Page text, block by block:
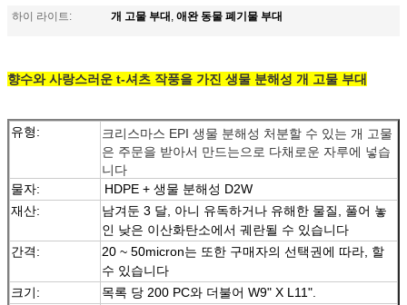
하이 라이트: 개 고물 부대, 애완 동물 폐기물 부대
향수와 사랑스러운 t-셔츠 작풍을 가진 생물 분해성 개 고물 부대
유형:
크리스마스 EPI 생물 분해성 처분할 수 있는 개 고물
은 주문을 받아서 만드는으로 다채로운 자루에 넣습
니다
물자:
HDPE + 생물 분해성 D2W
재산:
남겨둔 3 달, 아니 유독하거나 유해한 물질, 풀어 놓
인 낮은 이산화탄소에서 궤란될 수 있습니다
간격:
20 ~ 50micron는 또한 구매자의 선택권에 따라, 할
수 있습니다
크기:
목록 당 200 PC와 더불어 W9" X L11".